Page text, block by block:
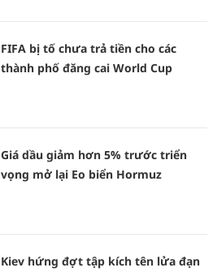
FIFA bị tố chưa trả tiền cho các
thành phố đăng cai World Cup
Giá dầu giảm hơn 5% trước triển
vọng mở lại Eo biển Hormuz
Kiev hứng đợt tập kích tên lửa đạn